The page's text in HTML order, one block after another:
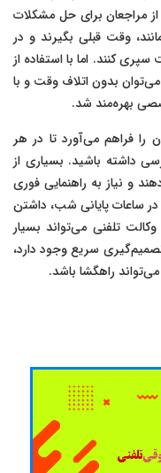
مراجعان برای حل مشکلات
وقت قبلی بگیرند و در
سپری کنند. اما با استفاده از
بدون اتلاف وقت و با
بهره‌مند شد.
را فراهم می‌آورد تا در هر
داشته باشید. بسیاری از
و نیاز به راهنمایی فوری
ساعات پایانی شب، داشتن
تلفنی می‌تواند بسیار
سریع وجود دارد،
راهگشا باشد.